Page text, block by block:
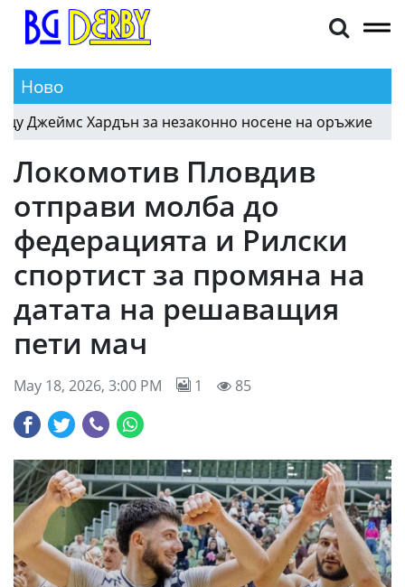
Ново
Хардън за незаконно носене на оръжие
Локомотив Пловдив
отправи молба до
федерацията и Рилски
спортист за промяна на
датата на решаващия
пети мач
May 18, 2026, 3:00 PM 1 85